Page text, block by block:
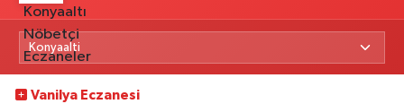
Vanilya Eczanesi